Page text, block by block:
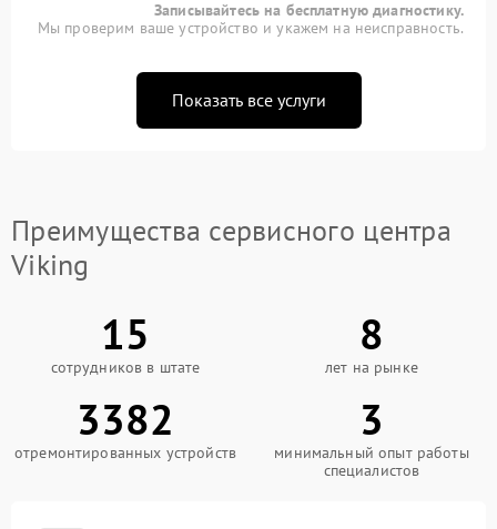
Записывайтесь на бесплатную диагностику.
Мы проверим ваше устройство и укажем на неисправность.
Показать все услуги
Преимущества сервисного центра
Viking
15
сотрудников в штате
8
лет на рынке
3382
отремонтированных устройств
3
минимальный опыт работы
специалистов